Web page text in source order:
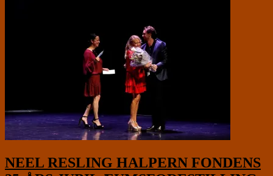
NEEL RESLING HALPERN FONDENS